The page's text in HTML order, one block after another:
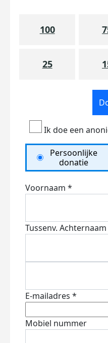
100
25
Ik doe een
Persoonlijke
donatie
Voornaam *
Tussenv.
E-mailadres *
Mobiel nummer